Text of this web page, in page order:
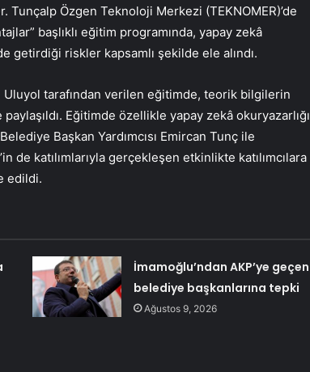
Özgen Teknoloji Merkezi (TEKNOMER)’de
başlıklı eğitim programında, yapay zekâ
riskler kapsamlı şekilde ele alındı.
tarafından verilen eğitimde, teorik bilgilerin
Eğitimde özellikle yapay zekâ okuryazarlığı
Başkan Yardımcısı Emircan Tunç ile
katılımlarıyla gerçekleşen etkinlikte katılımcılara
edildi.
İmamoğlu’ndan AKP’ye geçen
belediye başkanlarına tepki
Ağustos 9, 2026